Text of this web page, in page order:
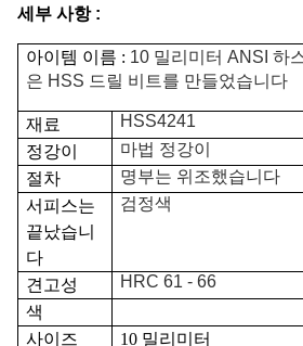
세부 사항 :
아이템 이름 : 10 밀리미터 ANSI 하
은 HSS 드릴 비트를 만들었습니다
재료
HSS4241
정강이
마법 정강이
절차
명부는 위조했습니다
서피스는
끝났습니
다
검정색
견고성
HRC 61 - 66
색
사이즈
10 밀리미터